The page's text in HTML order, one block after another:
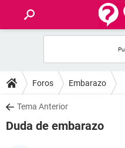
FOROS
SALUD
Foros Embarazo
Tema Anterior
Duda de embarazo